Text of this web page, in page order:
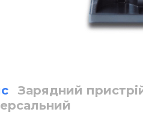
Зарядний